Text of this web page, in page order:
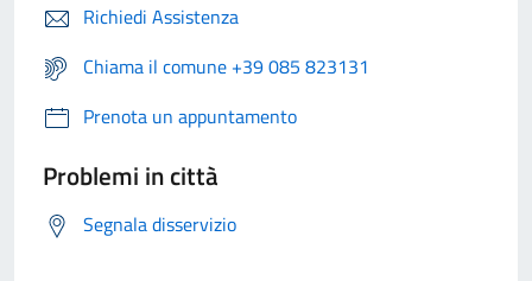
Richiedi Assistenza
Chiama il comune +39 085 823131
Prenota un appuntamento
Problemi in città
Segnala disservizio